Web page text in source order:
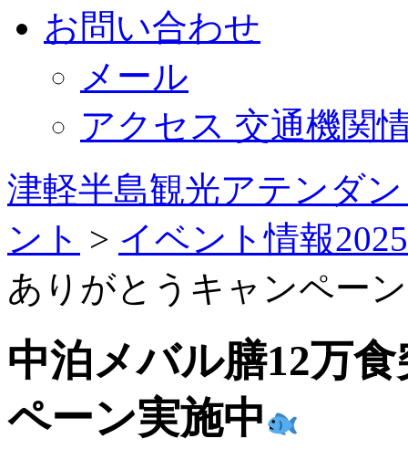
お問い合わせ
メール
アクセス 交通機関
津軽半島観光アテンダ
ント > イベント情報2025
ありがとうキャンペー
中泊メバル膳12万
ペーン実施中